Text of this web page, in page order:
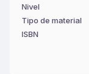
Nivel
Tipo de material
ISBN